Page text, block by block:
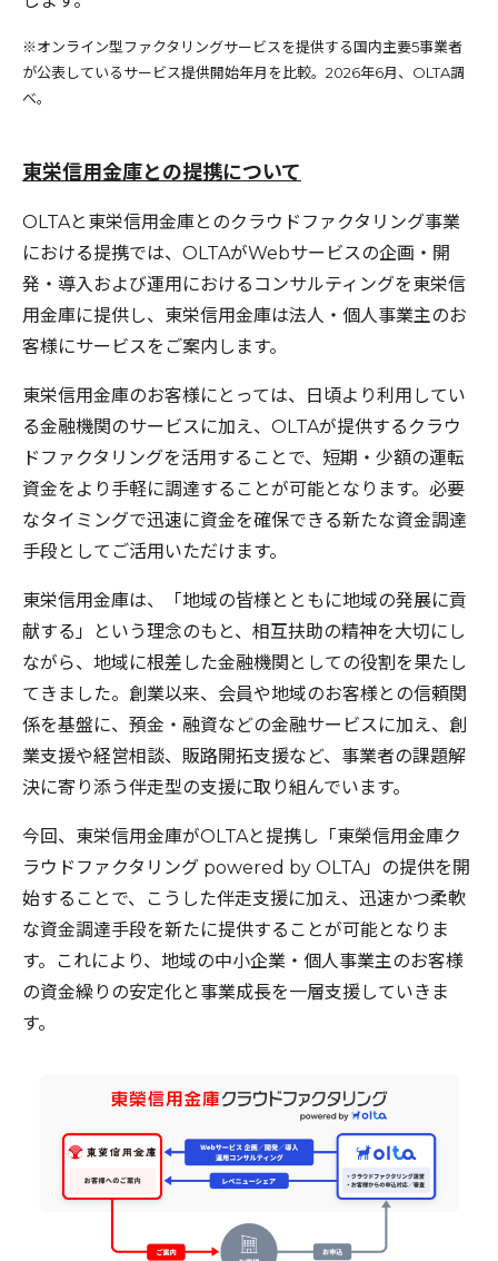
※オンライン型ファクタリングサービスを提供する国内主要5事業者
が公表しているサービス提供開始年月を比較。2026年6月、OLTA調
べ。
東栄信用金庫との提携について
OLTAと東栄信用金庫とのクラウドファクタリング事業
における提携では、OLTAがWebサービスの企画・開
発・導入および運用におけるコンサルティングを東栄信
用金庫に提供し、東栄信用金庫は法人・個人事業主のお
客様にサービスをご案内します。
東栄信用金庫のお客様にとっては、日頃より利用してい
る金融機関のサービスに加え、OLTAが提供するクラウ
ドファクタリングを活用することで、短期・少額の運転
資金をより手軽に調達することが可能となります。必要
なタイミングで迅速に資金を確保できる新たな資金調達
手段としてご活用いただけます。
東栄信用金庫は、「地域の皆様とともに地域の発展に貢
献する」という理念のもと、相互扶助の精神を大切にし
ながら、地域に根差した金融機関としての役割を果たし
てきました。創業以来、会員や地域のお客様との信頼関
係を基盤に、預金・融資などの金融サービスに加え、創
業支援や経営相談、販路開拓支援など、事業者の課題解
決に寄り添う伴走型の支援に取り組んでいます。
今回、東栄信用金庫がOLTAと提携し「東榮信用金庫ク
ラウドファクタリング powered by OLTA」の提供を開
始することで、こうした伴走支援に加え、迅速かつ柔軟
な資金調達手段を新たに提供することが可能となりま
す。これにより、地域の中小企業・個人事業主のお客様
の資金繰りの安定化と事業成長を一層支援していきま
す。